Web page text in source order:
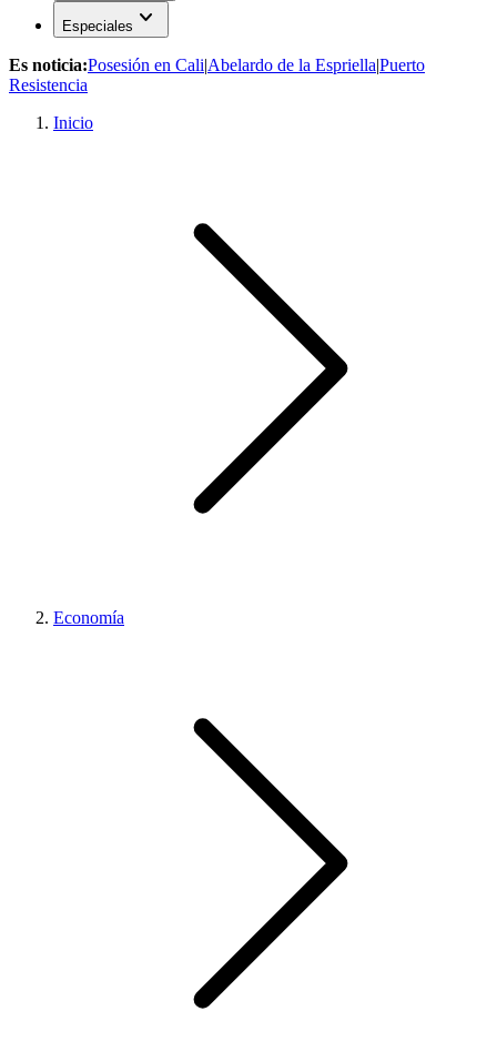
Especiales expand_more
Es noticia:Posesión en Cali|Abelardo de la Espriella|Puerto
Resistencia
Inicio
Economía